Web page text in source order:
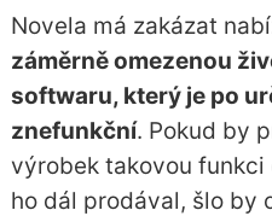
Novela má zakázat
záměrně omezenou
softwaru, který je po
znefunkční. Pokud by
výrobek takovou
ho dál prodával, šlo by